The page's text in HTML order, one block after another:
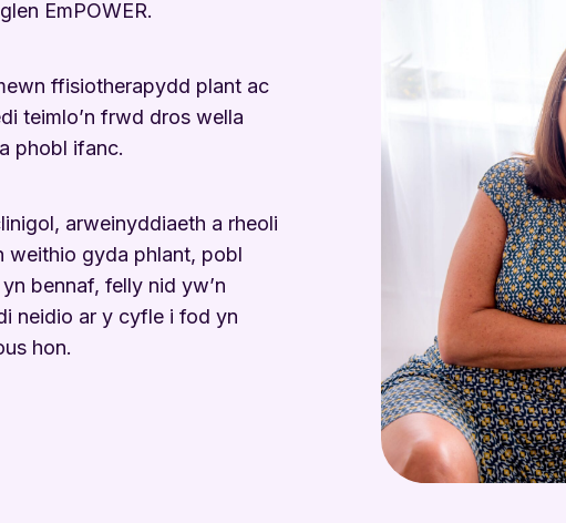
EmPOWER.
ffisiotherapydd plant ac
teimlo’n frwd dros wella
phobl ifanc.
arweinyddiaeth a rheoli
weithio gyda phlant, pobl
bennaf, felly nid yw’n
neidio ar y cyfle i fod yn
hon.